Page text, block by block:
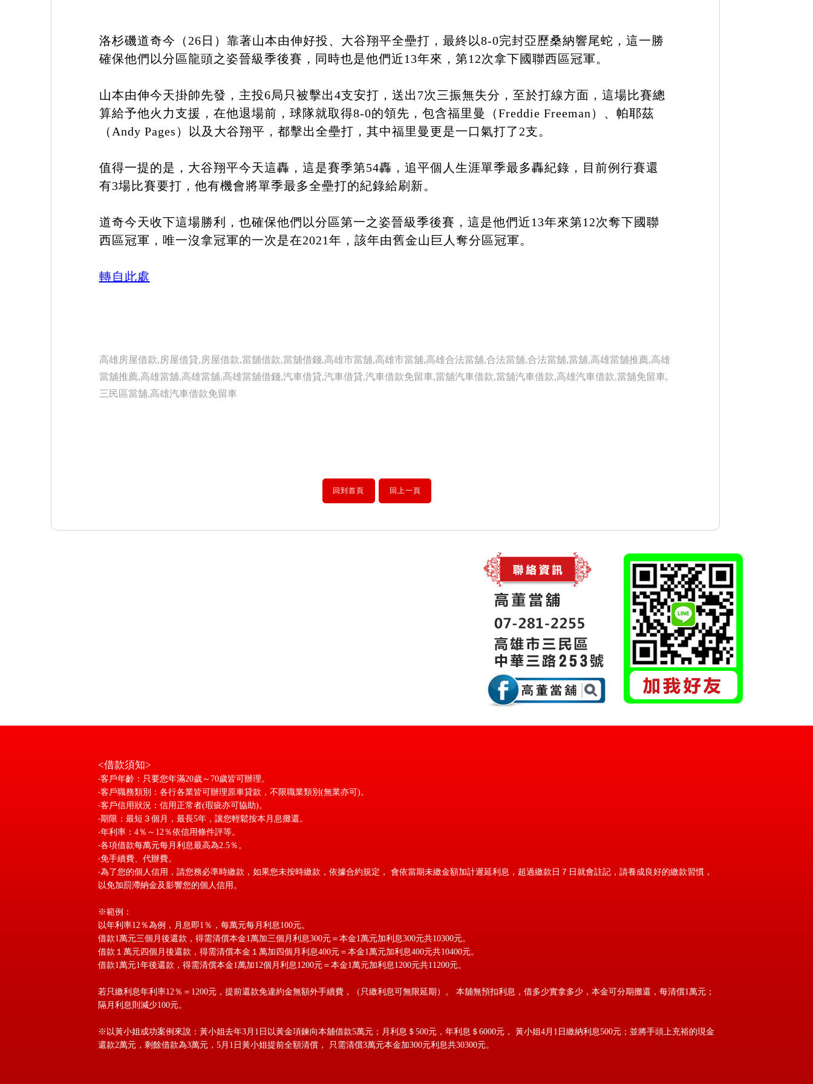
洛杉磯道奇今（26日）靠著山本由伸好投、大谷翔平全壘打，最終以8-0完封亞歷桑納響尾蛇，這一勝
確保他們以分區龍頭之姿晉級季後賽，同時也是他們近13年來，第12次拿下國聯西區冠軍。
山本由伸今天掛帥先發，主投6局只被擊出4支安打，送出7次三振無失分，至於打線方面，這場比賽總
算給予他火力支援，在他退場前，球隊就取得8-0的領先，包含福里曼（Freddie Freeman）、帕耶茲
（Andy Pages）以及大谷翔平，都擊出全壘打，其中福里曼更是一口氣打了2支。
值得一提的是，大谷翔平今天這轟，這是賽季第54轟，追平個人生涯單季最多轟紀錄，目前例行賽還
有3場比賽要打，他有機會將單季最多全壘打的紀錄給刷新。
道奇今天收下這場勝利，也確保他們以分區第一之姿晉級季後賽，這是他們近13年來第12次奪下國聯
西區冠軍，唯一沒拿冠軍的一次是在2021年，該年由舊金山巨人奪分區冠軍。
轉自此處
高雄房屋借款,房屋借貸,房屋借款,當舖借款,當舖借錢,高雄市當舖,高雄市當舖,高雄合法當舖,合法當舖,合法當舖,當舖,高雄當舖推薦,高雄
當舖推薦,高雄當舖,高雄當舖,高雄當舖借錢,汽車借貸,汽車借貸,汽車借款免留車,當舖汽車借款,當舖汽車借款,高雄汽車借款,當舖免留車,
三民區當舖,高雄汽車借款免留車
回到首頁 回上一頁
<借款須知>
‧客戶年齡：只要您年滿20歲～70歲皆可辦理。
‧客戶職務類別：各行各業皆可辦理原車貸款，不限職業類別(無業亦可)。
‧客戶信用狀況：信用正常者(瑕疵亦可協助)。
‧期限：最短３個月，最長5年，讓您輕鬆按本月息攤還。
‧年利率：4％～12％依信用條件評等。
‧各項借款每萬元每月利息最高為2.5％。
‧免手續費、代辦費。
‧為了您的個人信用，請您務必準時繳款，如果您未按時繳款，依據合約規定， 會依當期未繳金額加計遲延利息，超過繳款日７日就會註記，請養成良好的繳款習慣，
以免加罰滯納金及影響您的個人信用。
※範例：
以年利率12％為例，月息即1％，每萬元每月利息100元。
借款1萬元三個月後還款，得需清償本金1萬加三個月利息300元＝本金1萬元加利息300元共10300元。
借款１萬元四個月後還款，得需清償本金１萬加四個月利息400元＝本金1萬元加利息400元共10400元。
借款1萬元1年後還款，得需清償本金1萬加12個月利息1200元＝本金1萬元加利息1200元共11200元。
若只繳利息年利率12％＝1200元，提前還款免違約金無額外手續費，（只繳利息可無限延期）。 本舖無預扣利息，借多少實拿多少，本金可分期攤還，每清償1萬元；
隔月利息則減少100元。
※以黃小姐成功案例來說：黃小姐去年3月1日以黃金項鍊向本舖借款5萬元；月利息＄500元，年利息＄6000元， 黃小姐4月1日繳納利息500元；並將手頭上充裕的現金
還款2萬元，剩餘借款為3萬元，5月1日黃小姐提前全額清償， 只需清償3萬元本金加300元利息共30300元。